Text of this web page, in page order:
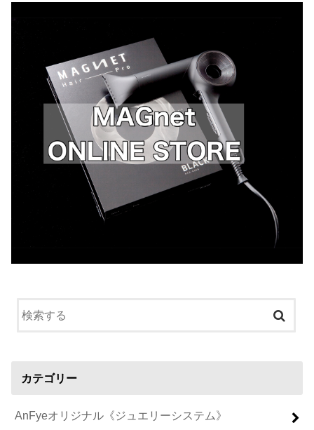
カテゴリー
AnFyeオリジナル《ジュエリーシステム》